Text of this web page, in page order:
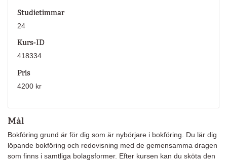
Mål
Bokföring grund är för dig som är nybörjare i bokföring. Du lär dig
löpande bokföring och redovisning med de gemensamma dragen
som finns i samtliga bolagsformer. Efter kursen kan du sköta den
Studietimmar
24
Kurs-ID
418334
Pris
4200 kr